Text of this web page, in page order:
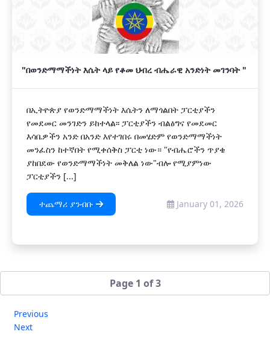
"በወንድማማችነት እሴት ላይ የቆመ ህብረ ብሔራዊ አንድነት መገንባት "
በኢትዮጵያ የወንድማማችነት እሴትን ለማጎልበት ፓርቲያችን
የመደመር መንገድን ይከተላል፡፡ ፓርቲያችን ብልፅግና የመደመር
እሳቤዎችን አንድ በአንድ እየተገበሩ በመሄድም የወንድማማችነት
መንፈስን ከተኛበት የሚቀሰቅስ ፓርቲ ነው። "የብሔሮችን ጥያቄ
ያከበደው የወንድማማችነት መቅለል ነው"ብሎ የሚያምነው
ፓርቲያችን [...]
ተጨማሪ ያንብቡ January 01, 2026
Page 1 of 3
Previous
Next